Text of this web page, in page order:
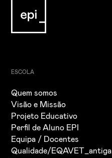
ESCOLA
Quem somos
Visão e Missão
Projeto Educativo
Perfil de Aluno EPI
Equipa / Docentes
Qualidade/EQAVET_antiga